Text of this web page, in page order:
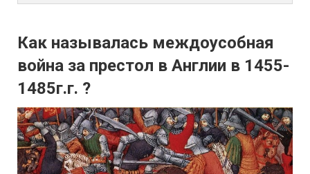
Как называлась междоусобная
война за престол в Англии в 1455-
1485г.г. ?